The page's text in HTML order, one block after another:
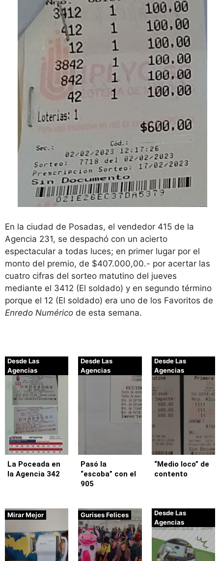
En la ciudad de Posadas, el vendedor 415 de la
Agencia 231, se despachó con un acierto
espectacular a todas luces; en primer lugar por el
monto del premio, de $407.000,00.- por acertar las
cuatro cifras del sorteo matutino del jueves
mediante el 3412 (El soldado) y en segundo término
porque el 12 (El soldado) era uno de los Favoritos de
Enredo Numérico de esta semana.
Desde Las
Agencias
La Poceada en
la Agencia 342
Desde Las
Agencias
Pasó la
“escoba” con el
905
Desde Las
Agencias
“Medio loco” de
contento
Mirar Mejor Gurises Felices
Desde Las
Agencias